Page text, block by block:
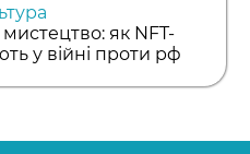
як NFT-
у війні проти рф